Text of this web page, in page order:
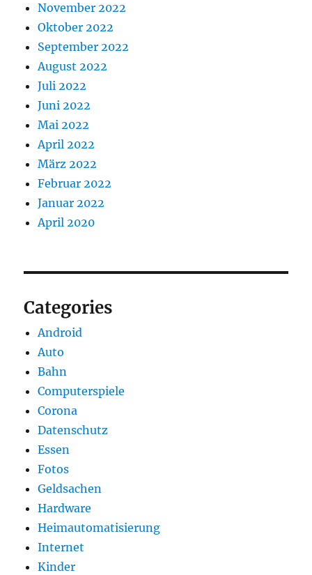
November 2022
Oktober 2022
September 2022
August 2022
Juli 2022
Juni 2022
Mai 2022
April 2022
März 2022
Februar 2022
Januar 2022
April 2020
Categories
Android
Auto
Bahn
Computerspiele
Corona
Datenschutz
Essen
Fotos
Geldsachen
Hardware
Heimautomatisierung
Internet
Kinder